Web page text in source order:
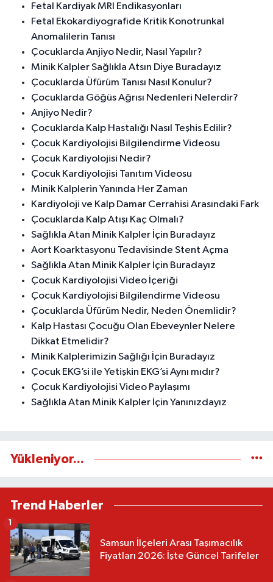
Fetal Kardiyak MRI Endikasyonları
Fetal Ekokardiyografide Kritik Konotrunkal
Anomalilerin Tanısı
Çocuklarda Anjiyo Nedir, Nasıl Yapılır?
Minik Kalpler Sağlıkla Atsın Diye Buradayız
Çocuklarda Üfürüm Tanısı Nasıl Konulur?
Çocuklarda Göğüs Ağrısı Nedenleri Nelerdir?
Anjiyo Nedir?
Çocuklarda Kalp Hastalığı Nasıl Teşhis Edilir?
Çocuk Kardiyolojisi Bilgilendirme Videosu
Çocuk Kardiyolojisi Nedir?
Çocuk Kardiyolojisi Tanıtım Videosu
Minik Kalplerin Yanında Her Zaman
Kardiyoloji ve Kalp Damar Cerrahisi Arasındaki Fark
Çocuklarda Kalp Atışı Kaç Olmalı?
Sağlıkla Atan Minik Kalpler İçin Buradayız
Aort Koarktasyonu Tedavisinde Stent Açma
Sağlıkla Atan Minik Kalpler İçin Buradayız
Çocuk Kardiyolojisi Video İçeriği
Çocuk Kardiyolojisi Bilgilendirme Videosu
Çocuklarda Üfürüm Nedir, Neden Önemlidir?
Kalp Hastası Çocuğu Olan Ebeveynler Nelere
Dikkat Etmelidir?
Minik Kalplerimizin Sağlığı İçin Buradayız
Çocuk EKG’si ile Yetişkin EKG’si Aynı mıdır?
Çocuk Kardiyolojisi Video Paylaşımı
Sağlıkla Atan Minik Kalpler İçin Yanınızdayız
Yükleniyor...
Trend Haberler
Samsun İlçeleri Arası Taşımacılık
Fiyatları 2026: İşte Güncel Tarifeler
1